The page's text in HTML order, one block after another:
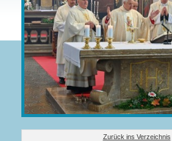
Zurück ins Verzeichnis